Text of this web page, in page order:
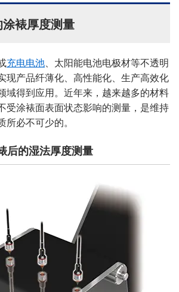
裱厚度测量
充电电池、太阳能电池电极材等不透明
现产品纤薄化、高性能化、生产高效化
域得到应用。近年来，越来越多的材料
受涂裱面表面状态影响的测量，是维持
必不可少的。
后的湿法厚度测量